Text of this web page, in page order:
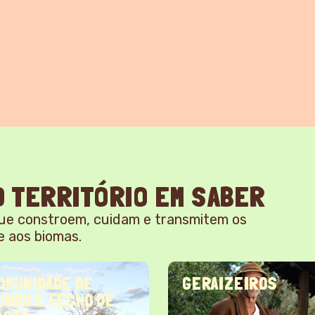
TERRITÓRIO EM SABER
constroem, cuidam e transmitem os
aos biomas.
DE
E FECHO DE
GERAIZEIROS